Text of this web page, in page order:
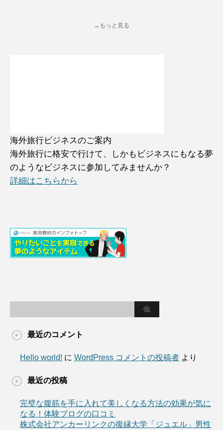
→もっと見る
海外旅行ビジネスのご案内
海外旅行に格安で行けて、しかもビジネスにもなる夢
のようなビジネスに参加してみませんか？
詳細はこちらから
最近のコメント
Hello world! に WordPress コメントの投稿者 より
最近の投稿
完璧な腹筋を手に入れて美しくなる方法の効果が気に
なる！体験ブログの口コミ
株式会社アンカーリンクの復縁大学「ジュエル」男性